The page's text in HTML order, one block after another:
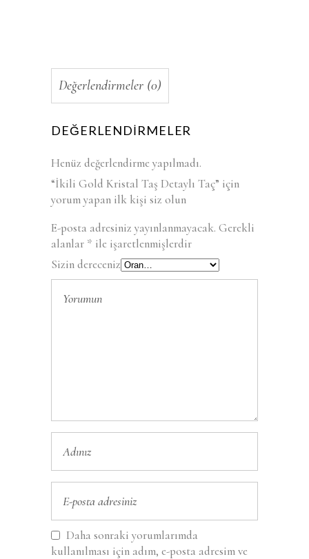
Değerlendirmeler (0)
DEĞERLENDIRMELER
Henüz değerlendirme yapılmadı.
“İkili Gold Kristal Taş Detaylı Taç” için
yorum yapan ilk kişi siz olun
E-posta adresiniz yayınlanmayacak. Gerekli
alanlar * ile işaretlenmişlerdir
Sizin dereceniz
Daha sonraki yorumlarımda
kullanılması için adım, e-posta adresim ve